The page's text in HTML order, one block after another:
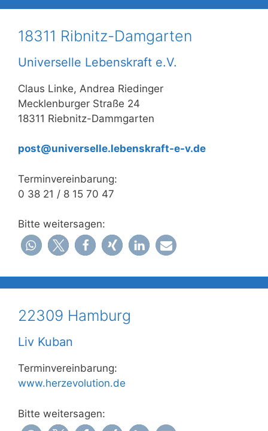
18311 Ribnitz-Damgarten
Universelle Lebenskraft e.V.
Claus Linke, Andrea Riedinger
Mecklenburger Straße 24
18311 Riebnitz-Dammgarten
post@universelle.lebenskraft-e-v.de
Terminvereinbarung:
0 38 21 / 8 15 70 47
Bitte weitersagen:
22309 Hamburg
Liv Kuban
Terminvereinbarung:
www.herzevolution.de
Bitte weitersagen: